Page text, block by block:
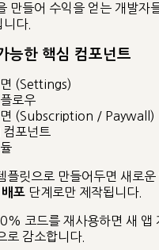
만들어 수익을 얻는 개발자
니다.
능한 핵심 컴포넌트
(Settings)
로우
면 (Subscription / Paywall)
컴포넌트
플릿으로 만들어두면 새로
포 단계로만 제작됩니다.
코드를 재사용하면 새 앱
로 감소합니다.